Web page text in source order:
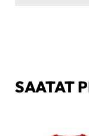
SAATAT